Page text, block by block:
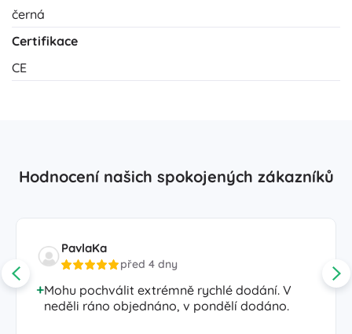
černá
Certifikace
CE
Hodnocení našich spokojených zákazníků
PavlaKa
před 4 dny
Mohu pochválit extrémně rychlé dodání. V
neděli ráno objednáno, v pondělí dodáno.